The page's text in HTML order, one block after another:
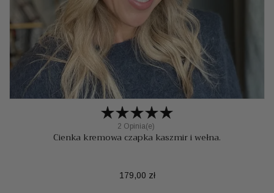
2 Opinia(e)
Cienka kremowa czapka kaszmir i wełna.
Cena
179,00 zł